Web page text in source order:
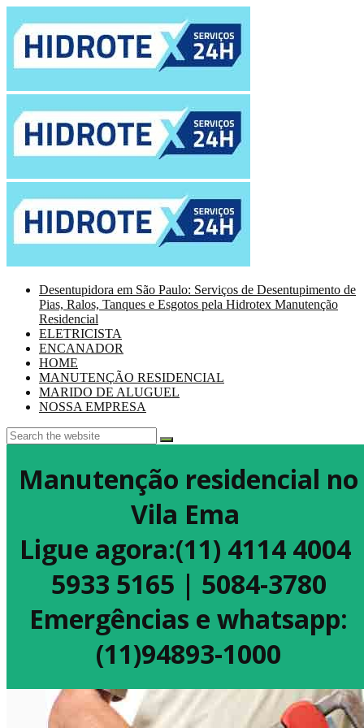
Desentupidora em São Paulo: Serviços de Desentupimento de
Pias, Ralos, Tanques e Esgotos pela Hidrotex Manutenção
Residencial
ELETRICISTA
ENCANADOR
HOME
MANUTENÇÃO RESIDENCIAL
MARIDO DE ALUGUEL
NOSSA EMPRESA
Manutenção residencial no
Vila Ema
Ligue agora:(11) 4114 4004
5933 5165 | 5084-3780
Emergências e whatsapp:
(11)94893-1000